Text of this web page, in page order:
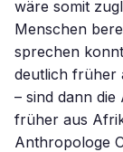
wäre somit
Menschen
sprechen
deutlich früher
– sind dann
früher aus
Anthropologe